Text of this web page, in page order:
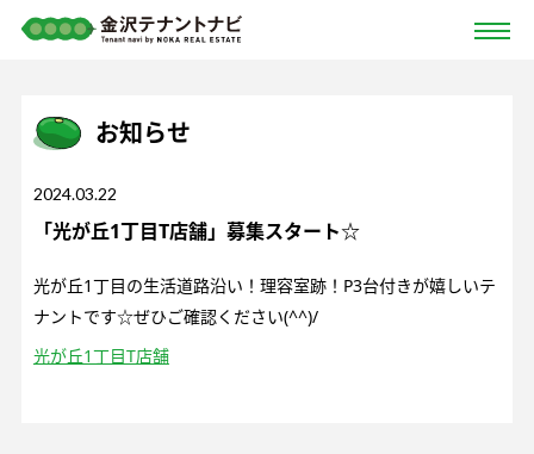
お知らせ
2024.03.22
「光が丘1丁目T店舗」募集スタート☆
光が丘1丁目の生活道路沿い！理容室跡！P3台付きが嬉しいテ
ナントです☆ぜひご確認ください(^^)/
光が丘1丁目T店舗